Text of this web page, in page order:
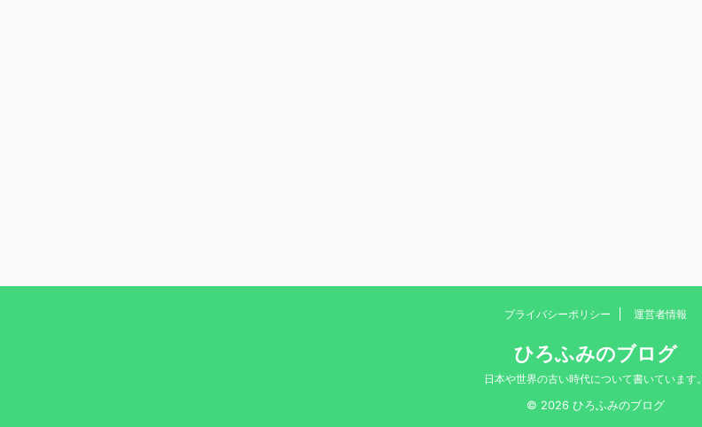
プライバシーポリシー 運営者情報
ひろふみのブログ
日本や世界の古い時代について書いています。
© 2026 ひろふみのブログ